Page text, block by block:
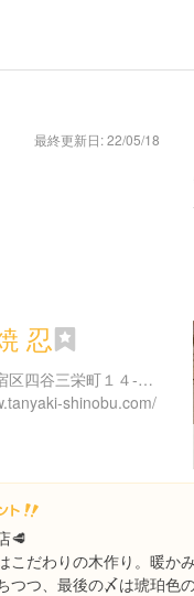
最終更新日: 22/05/18
忍
東京都新宿区四谷三栄町１４-４ 松啓ビル 1Ｆ
shinobu.com/
🥩
こだわりの木作り。暖か
つつ、最後の〆は琥珀色